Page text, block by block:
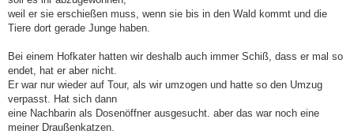
weil er sie erschießen muss, wenn sie bis in den Wald kommt und die
Tiere dort gerade Junge haben.
Bei einem Hofkater hatten wir deshalb auch immer Schiß, dass er mal so
endet, hat er aber nicht.
Er war nur wieder auf Tour, als wir umzogen und hatte so den Umzug
verpasst. Hat sich dann
eine Nachbarin als Dosenöffner ausgesucht. aber das war noch eine
meiner Draußenkatzen.